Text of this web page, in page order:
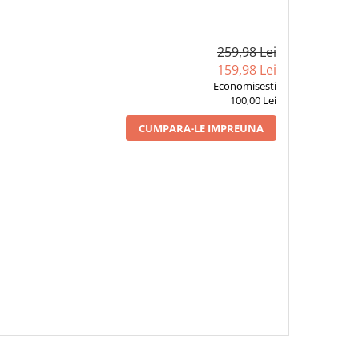
259,98 Lei
159,98 Lei
Economisesti
100,00 Lei
CUMPARA-LE IMPREUNA